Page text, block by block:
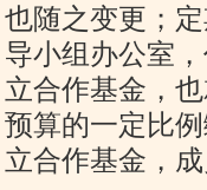
也随之变更；
导小组办公室
立合作基金，
预算的一定比
立合作基金，